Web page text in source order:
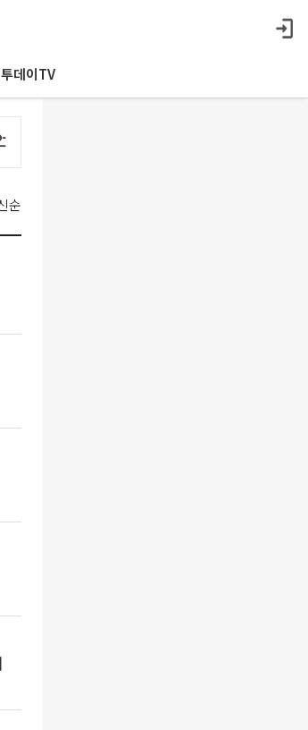
데이TV
순